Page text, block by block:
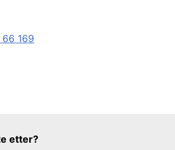
169
etter?